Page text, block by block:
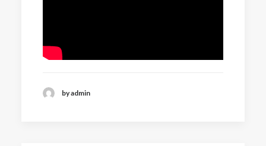
by admin